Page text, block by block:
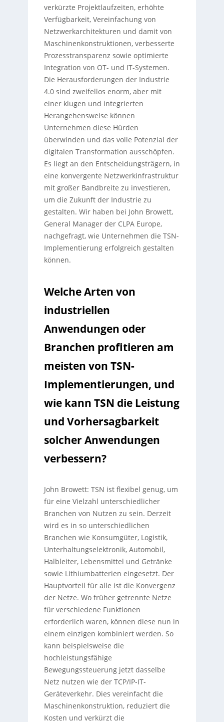
verkürzte Projektlaufzeiten, erhöhte
Verfügbarkeit, Vereinfachung von
Netzwerkarchitekturen und damit von
Maschinenkonstruktionen, verbesserte
Prozesstransparenz sowie optimierte
Integration von OT- und IT-Systemen.
Die Herausforderungen der Industrie
4.0 sind zweifellos enorm, aber mit
einer klugen und integrierten
Herangehensweise können
Unternehmen diese Hürden
überwinden und das volle Potenzial der
digitalen Transformation ausschöpfen.
Es liegt an den Entscheidungsträgern, in
eine konvergente Netzwerkinfrastruktur
mit großer Bandbreite zu investieren,
um die Zukunft der Industrie zu
gestalten. Wir haben bei John Browett,
General Manager der CLPA Europe,
nachgefragt, wie Unternehmen die TSN-
Implementierung erfolgreich gestalten
können.
Welche Arten von
industriellen
Anwendungen oder
Branchen profitieren am
meisten von TSN-
Implementierungen, und
wie kann TSN die Leistung
und Vorhersagbarkeit
solcher Anwendungen
verbessern?
John Browett: TSN ist flexibel genug, um
für eine Vielzahl unterschiedlicher
Branchen von Nutzen zu sein. Derzeit
wird es in so unterschiedlichen
Branchen wie Konsumgüter, Logistik,
Unterhaltungselektronik, Automobil,
Halbleiter, Lebensmittel und Getränke
sowie Lithiumbatterien eingesetzt. Der
Hauptvorteil für alle ist die Konvergenz
der Netze. Wo früher getrennte Netze
für verschiedene Funktionen
erforderlich waren, können diese nun in
einem einzigen kombiniert werden. So
kann beispielsweise die
hochleistungsfähige
Bewegungssteuerung jetzt dasselbe
Netz nutzen wie der TCP/IP-IT-
Geräteverkehr. Dies vereinfacht die
Maschinenkonstruktion, reduziert die
Kosten und verkürzt die